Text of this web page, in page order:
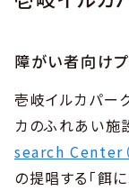
障がい者向け
壱岐イルカパー
カのふれあい施
search Center（
の提唱する「餌